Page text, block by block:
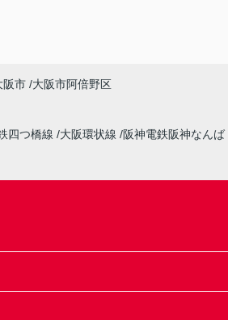
阪市 大阪市阿倍野区
四つ橋線 大阪環状線 阪神電鉄阪神なんば